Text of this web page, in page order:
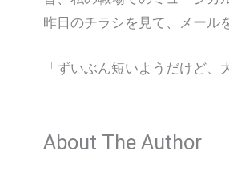
昨日のチラシを見て、メール
「ずいぶん短いようだけど
About The Author